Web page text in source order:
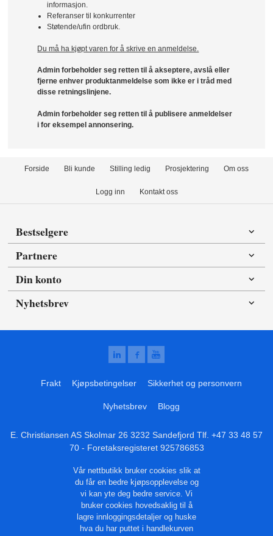
informasjon.
Referanser til konkurrenter
Støtende/ufin ordbruk.
Du må ha kjøpt varen for å skrive en anmeldelse.
Admin forbeholder seg retten til å akseptere, avslå eller
fjerne enhver produktanmeldelse som ikke er i tråd med
disse retningslinjene.
Admin forbeholder seg retten til å publisere anmeldelser
i for eksempel annonsering.
Forside Bli kunde Stilling ledig Prosjektering Om oss
Logg inn Kontakt oss
Bestselgere
Partnere
Din konto
Nyhetsbrev
Frakt Kjøpsbetingelser Sikkerhet og personvern
Nyhetsbrev Blogg
E. Christiansen AS Skolmar 26 3232 Sandefjord Tlf. +47 33 48 57
70- Foretaksregisteret 925786853
Vår nettbutikk bruker cookies slik at
du får en bedre kjøpsopplevelse og
vi kan yte deg bedre service. Vi
bruker cookies hovedsaklig til å
lagre innloggingsdetaljer og huske
hva du har puttet i handlekurven